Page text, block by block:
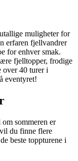
muligheter for
erfaren fjellvandrer
for enhver smak.
fjelltopper, frodige
over 40 turer i
eventyret!
sommeren er
du finne flere
beste toppturene i